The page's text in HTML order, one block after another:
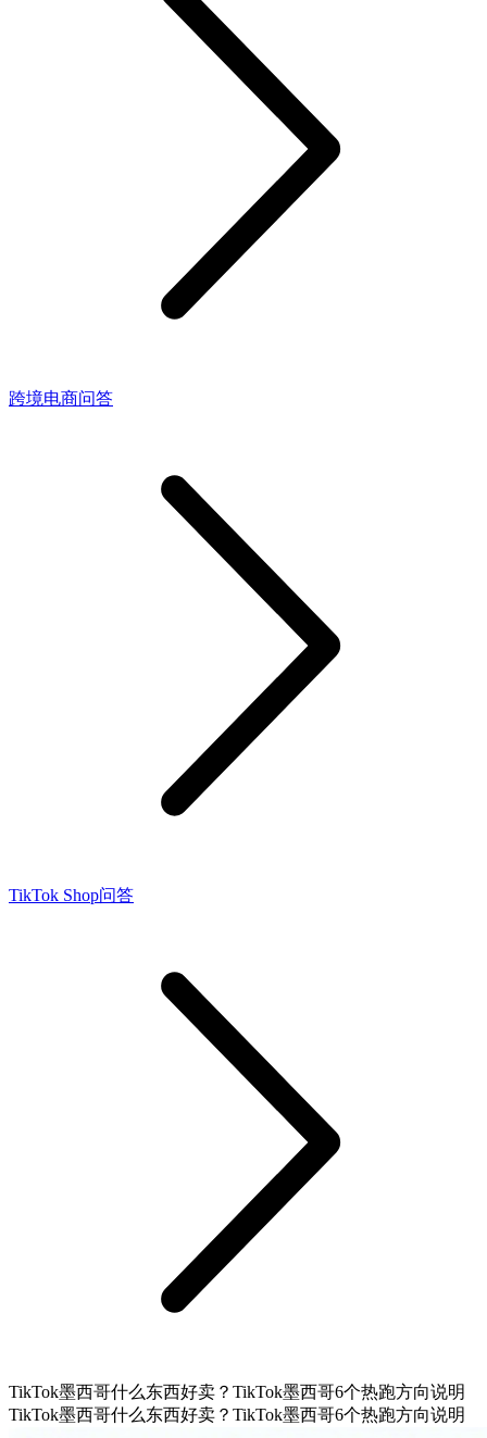
跨境电商问答
TikTok Shop问答
TikTok墨西哥什么东西好卖？TikTok墨西哥6个热跑方向说明
TikTok墨西哥什么东西好卖？TikTok墨西哥6个热跑方向说明